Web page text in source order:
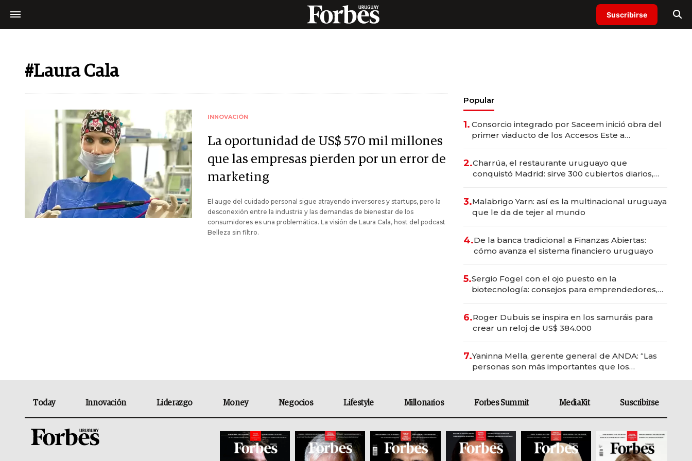
Suscribirse
#Laura Cala
INNOVACIÓN
La oportunidad de US$ 570 mil millones
que las empresas pierden por un error de
marketing
El auge del cuidado personal sigue atrayendo inversores y startups, pero la
desconexión entre la industria y las demandas de bienestar de los
consumidores es una problemática. La visión de Laura Cala, host del podcast
Belleza sin filtro.
Popular
1. Consorcio integrado por Saceem inició obra del
primer viaducto de los Accesos Este a
2.Charrúa, el restaurante uruguayo que
conquistó Madrid: sirve 300 cubiertos diarios,
3.Malabrigo Yarn: así es la multinacional uruguaya
que le da de tejer al mundo
4.De la banca tradicional a Finanzas Abiertas:
cómo avanza el sistema financiero uruguayo
5.Sergio Fogel con el ojo puesto en la
biotecnología: consejos para emprendedores,
6.Roger Dubuis se inspira en los samuráis para
crear un reloj de US$ 384.000
7.Yaninna Mella, gerente general de ANDA: “Las
personas son más importantes que los
Today Innovación Liderazgo Money Negocios Lifestyle Millonarios Forbes Summit MediaKit Suscribirse